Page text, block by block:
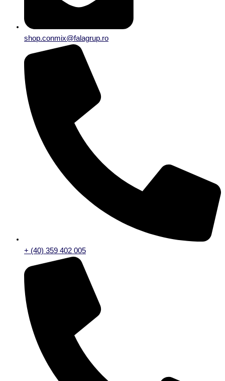
shop.conmix@falagrup.ro
+ (40) 359 402 005